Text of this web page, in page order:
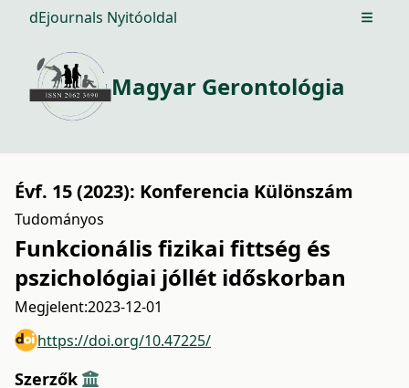
dEjournals Nyitóoldal Open
Magyar Gerontológia
Évf. 15 (2023): Konferencia Különszám
Tudományos
Funkcionális fizikai fittség és
pszichológiai jóllét időskorban
Megjelent:2023-12-01
https://doi.org/10.47225/
Szerzők